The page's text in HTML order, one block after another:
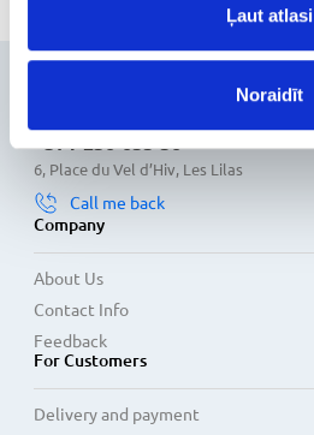
Ļaut atlasi
Noraidīt
+371-236-655-56
6, Place du Vel d’Hiv, Les Lilas
Call me back
Company
About Us
Contact Info
Feedback
For Customers
Delivery and payment